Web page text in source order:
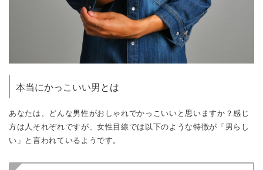
本当にかっこいい男とは
あなたは、どんな男性がおしゃれでかっこいいと思いますか？感じ
方は人それぞれですが、女性目線では以下のような特徴が「男らし
い」と言われているようです。